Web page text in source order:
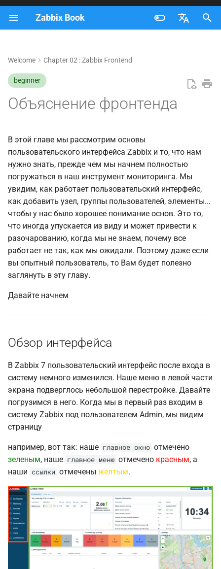
Zabbix Book
Brazilian Portuguese
English
ц
и
л
и
з
а
и
п
и
Обзор интерфейса
Главное меню
System information
Обзор главного меню
Заключение
Вопросы
Полезные URL-адреса
Welcome Chapter 02 : Zabbix Frontend
beginner
Объяснение фронтенда
В этой главе мы рассмотрим основы
пользовательского интерфейса Zabbix и то, что нам
нужно знать, прежде чем мы начнем полностью
погружаться в наш инструмент мониторинга. Мы
увидим, как работает пользовательский интерфейс,
как добавить узел, группы пользователей, элементы...
чтобы у нас было хорошее понимание основ. Это то,
что иногда упускается из виду и может привести к
разочарованию, когда мы не знаем, почему все
работает не так, как мы ожидали. Поэтому даже если
вы опытный пользователь, то Вам будет полезно
заглянуть в эту главу.
Давайте начнем
Обзор интерфейса
В Zabbix 7 пользовательский интерфейс после входа в
систему немного изменился. Наше меню в левой части
экрана подверглось небольшой перестройке. Давайте
погрузимся в него. Когда мы в первый раз входим в
систему Zabbix под пользователем Admin, мы видим
страницу
например, вот так: наше главное окно отмечено
зеленым, наше главное меню отмечено красным, а
наши ссылки отмечены желтым.